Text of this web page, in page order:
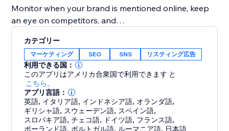
Monitor when your brand is mentioned online, keep
an eye on competitors, and
rankings.
What you get with rankingCoach:
- Personalized SEO tips for pages, keywords &
content
- Rankings & competitor insights
- Link & listing opportunities from competitors
カテゴリー
マーケティング SEO SNS リスティング広告
利用できる国：
このアプリはアメリカ合衆国で利用できます と
こちら。
アプリ言語：
英語, イタリア語, インドネシア語, オランダ語,
ギリシャ語, スウェーデン語, スペイン語,
スロバキア語,チェコ語, ドイツ語, フランス語,
ポーランド語, ポルトガル語, ルーマニア語, 日本語